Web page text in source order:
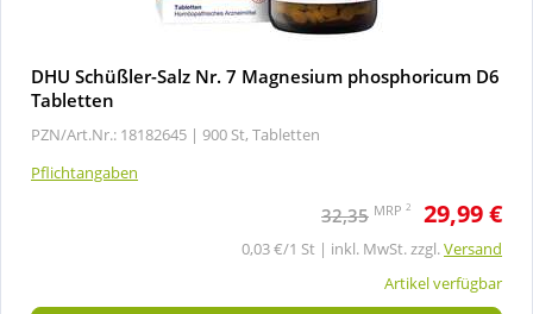
DHU Schüßler-Salz Nr. 7 Magnesium phosphoricum D6
Tabletten
PZN/Art.Nr.: 18182645 | 900 St, Tabletten
Pflichtangaben
32,35 MRP 2 29,99 €
0,03 €/1 St | inkl. MwSt. zzgl.Versand
Artikel verfügbar